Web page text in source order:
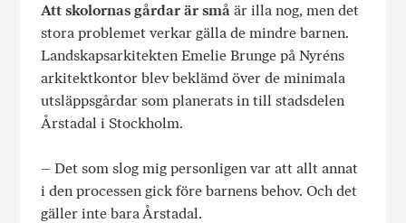
Att skolornas gårdar är små är illa nog, men det
stora problemet verkar gälla de mindre barnen.
Landskapsarkitekten Emelie Brunge på Nyréns
arkitektkontor blev beklämd över de minimala
utsläppsgårdar som planerats in till stadsdelen
Årstadal i Stockholm.
– Det som slog mig personligen var att allt annat
i den processen gick före barnens behov. Och det
gäller inte bara Årstadal.